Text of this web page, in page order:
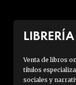
LIBRERÍA
Venta de libros
títulos
sociales y